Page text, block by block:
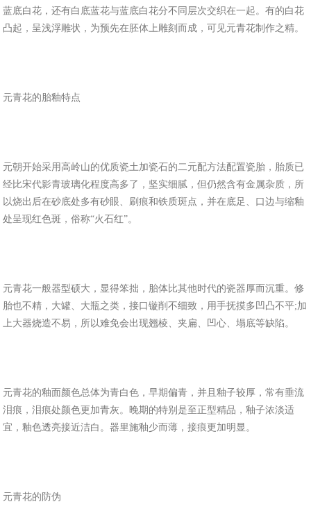
蓝底白花，还有白底蓝花与蓝底白花分不同层次交织在一起。有的白花
凸起，呈浅浮雕状，为预先在胚体上雕刻而成，可见元青花制作之精。
元青花的胎釉特点
元朝开始采用高岭山的优质瓷土加瓷石的二元配方法配置瓷胎，胎质已
经比宋代影青玻璃化程度高多了，坚实细腻，但仍然含有金属杂质，所
以烧出后在砂底处多有砂眼、刷痕和铁质斑点，并在底足、口边与缩釉
处呈现红色斑，俗称“火石红”。
元青花一般器型硕大，显得笨拙，胎体比其他时代的瓷器厚而沉重。修
胎也不精，大罐、大瓶之类，接口镟削不细致，用手抚摸多凹凸不平;加
上大器烧造不易，所以难免会出现翘棱、夹扁、凹心、塌底等缺陷。
元青花的釉面颜色总体为青白色，早期偏青，并且釉子较厚，常有垂流
泪痕，泪痕处颜色更加青灰。晚期的特别是至正型精品，釉子浓淡适
宜，釉色透亮接近洁白。器里施釉少而薄，接痕更加明显。
元青花的防伪